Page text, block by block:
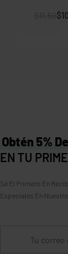
$
Obtén 5%
EN TU
Sé El Primero En
Especiales En